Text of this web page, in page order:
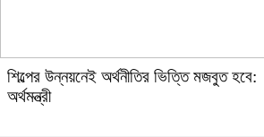
শিল্পের উন্নয়নেই অর্থনীতির ভিত্তি মজবুত হবে:
অর্থমন্ত্রী